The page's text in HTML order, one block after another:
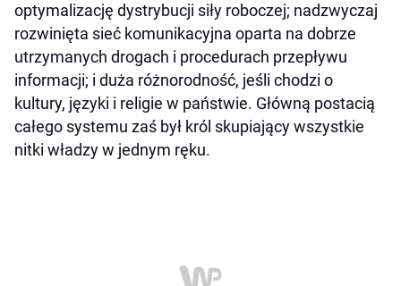
optymalizację dystrybucji siły roboczej; nadzwyczaj
rozwinięta sieć komunikacyjna oparta na dobrze
utrzymanych drogach i procedurach przepływu
informacji; i duża różnorodność, jeśli chodzi o
kultury, języki i religie w państwie. Główną postacią
całego systemu zaś był król skupiający wszystkie
nitki władzy w jednym ręku.